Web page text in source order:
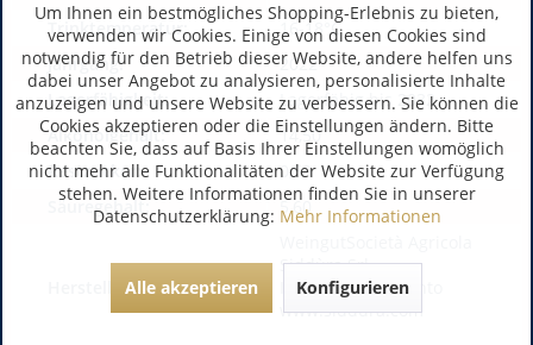
Trinktemperatur:
16-18°C
Jahrgang:
2022
Lagerfähigkeit:
Lagerfähig bis 2032
Alkoholgehalt:
14,50
Restzucker:
0,50
Säuregehalt:
5,60
Hersteller / Importeur:
Siddùra Srl
IT 07020 Luogosanto
www.siddura.com
Um Ihnen ein bestmögliches Shopping-Erlebnis zu bieten,
verwenden wir Cookies. Einige von diesen Cookies sind
notwendig für den Betrieb dieser Website, andere helfen uns
dabei unser Angebot zu analysieren, personalisierte Inhalte
anzuzeigen und unsere Website zu verbessern. Sie können die
Cookies akzeptieren oder die Einstellungen ändern. Bitte
beachten Sie, dass auf Basis Ihrer Einstellungen womöglich
nicht mehr alle Funktionalitäten der Website zur Verfügung
stehen. Weitere Informationen finden Sie in unserer
Datenschutzerklärung: Mehr Informationen
Alle akzeptieren Konfigurieren